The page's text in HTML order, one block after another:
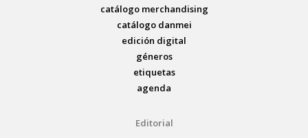
catálogo merchandising
catálogo danmei
edición digital
géneros
etiquetas
agenda
Editorial